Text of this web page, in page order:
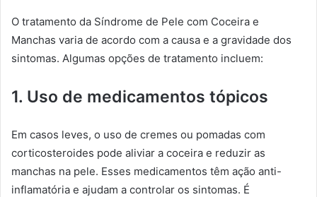
O tratamento da Síndrome de Pele com Coceira e
Manchas varia de acordo com a causa e a gravidade dos
sintomas. Algumas opções de tratamento incluem:
1. Uso de medicamentos tópicos
Em casos leves, o uso de cremes ou pomadas com
corticosteroides pode aliviar a coceira e reduzir as
manchas na pele. Esses medicamentos têm ação anti-
inflamatória e ajudam a controlar os sintomas. É